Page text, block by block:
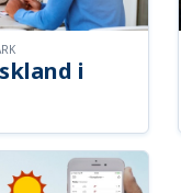
i